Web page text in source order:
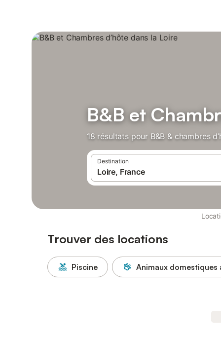
B&B et
18 résultats pour B&B & chambres
Destination
Trouver des locations
Piscine Animaux domestiques